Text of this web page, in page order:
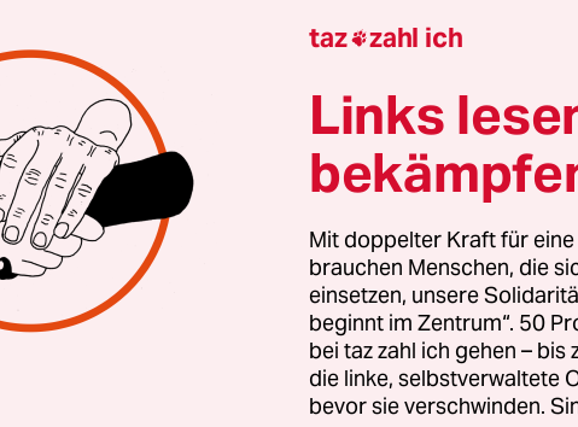
Radverkehr zu erreichen. „Da müssen wir noch mal
allem auch was die Ausstattung der Bezirke angeht“,
gerade erst ihren Job angetreten hat, am Mittwoch
Mobilitätsausschuss des Abgeordnetenhauses. Dort
Fraktionen erstmals über den Radverkehrsplan, den
Verkehrssenatorin Regine Günther (Grüne) kurz
Amtszeit im vergangenen November vorgelegt
Das mit einem guten Jahr Verspätung
unter anderem das künftige gesamtstädtische
einer Gesamtlänge von 2.371 Kilometern – 865
taz zahl ich
Links
Mit doppelter Kraft für
brauchen Menschen, die
einsetzen, unsere
beginnt im Zentrum“. 50
bei taz zahl ich gehen –
die linke, selbstverwaltete
bevor sie verschwinden.